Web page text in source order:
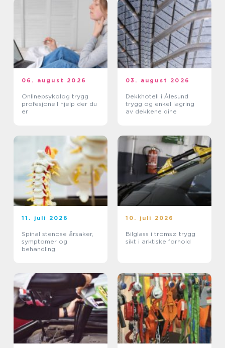
06. august 2026
Onlinepsykolog trygg
profesjonell hjelp der du
er
03. august 2026
Dekkhotell i Ålesund
trygg og enkel lagring
av dekkene dine
11. juli 2026
Spinal stenose årsaker,
symptomer og
behandling
10. juli 2026
Bilglass i tromsø trygg
sikt i arktiske forhold